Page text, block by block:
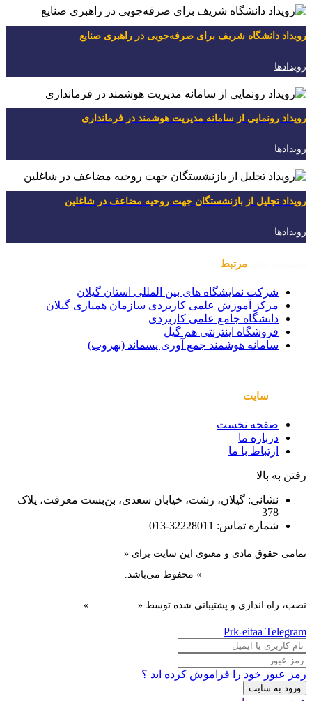
رویداد دانشگاه شریف برای صرفه‌جویی در راهبری صنایع
رویدادها
رویداد رونمایی از سامانه مدیریت هوشمند در فرمانداری
رویدادها
رویداد تجلیل از بازنشستگان جهت روحیه مضاعف در شاغلین
رویدادها
مرتبط
شرکت نمایشگاه های بین المللی استان گیلان
مرکز آموزش علمی کاربردی سازمان همیاری گیلان
دانشگاه جامع علمی کاربردی
فروشگاه اینترنتی هم گیل
سامانه هوشمند جمع آوری پسماند (بهروب)
سایت
صفحه نخست
درباره ما
ارتباط با ما
رفتن به بالا
نشانی: گیلان، رشت، خیابان سعدی، بن‌بست معرفت، پلاک
378
شماره تماس: 32228011-013
تمامی حقوق مادی و معنوی این سایت برای «
» محفوظ می‌باشد.
نصب، راه اندازی و پشتیبانی شده توسط « »
Prk-eitaa Telegram
رمز عبور خود را فراموش کرده اید ؟